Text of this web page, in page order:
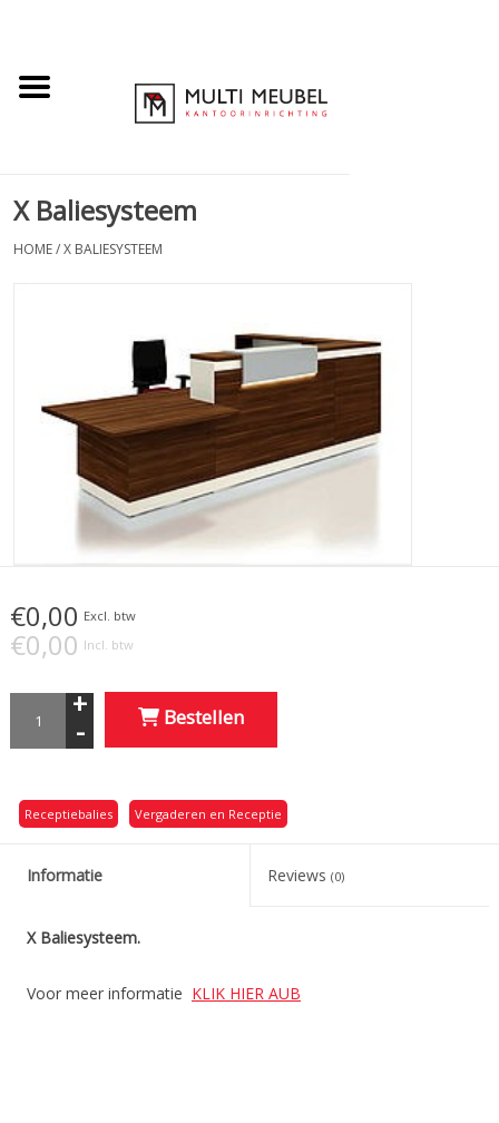
X Baliesysteem
HOME/X BALIESYSTEEM
€0,00 Excl. btw
€0,00 Incl. btw
+
- Bestellen
Receptiebalies Vergaderen en Receptie
Informatie Reviews (0)
X Baliesysteem.
Voor meer informatie KLIK HIER AUB